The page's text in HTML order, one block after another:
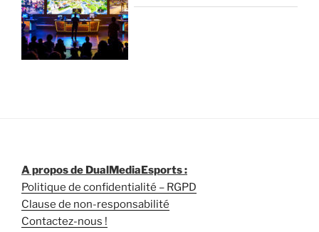
A propos de DualMediaEsports :
Politique de confidentialité – RGPD
Clause de non-responsabilité
Contactez-nous !